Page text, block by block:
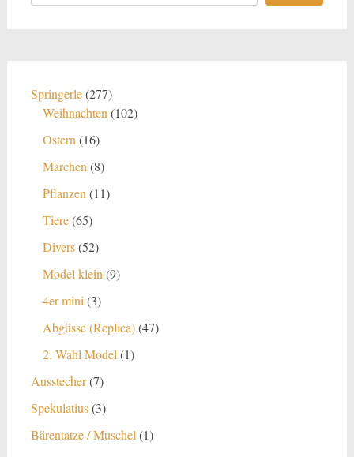
Springerle 277277
Produkte
Weihnachten 102102
Ostern 1616
Märchen 88
Pflanzen 1111
Tiere 6565
Divers 5252
Model klein 99
4er mini 33
Abgüsse (Replica) 4747
2. Wahl Model 11
Ausstecher 77
Spekulatius 33
Bärentatze / Muschel 11